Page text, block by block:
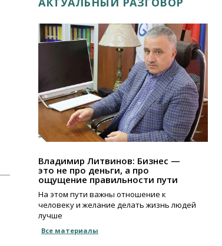
Владимир Литвинов: Бизнес —
это не про деньги, а про
ощущение правильности пути
На этом пути важны отношение к
человеку и желание делать жизнь людей
лучше
Все материалы